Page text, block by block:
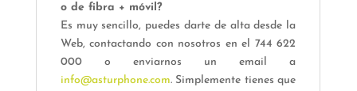
o de fibra + móvil?
Es muy sencillo, puedes darte de alta desde la
Web, contactando con nosotros en el 744 622
000 o enviarnos un email a
info@asturphone.com. Simplemente tienes que